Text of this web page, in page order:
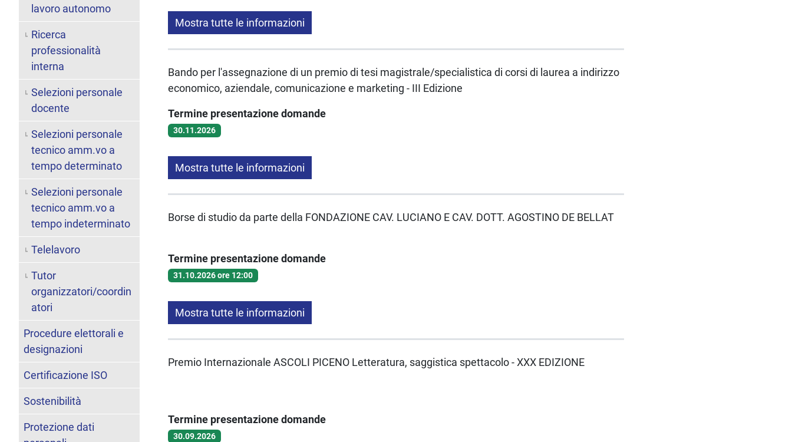
Mostra tutte le informazioni
Bando per l'assegnazione di un premio di tesi magistrale/specialistica di corsi di laurea a indirizzo
economico, aziendale, comunicazione e marketing - III Edizione
Termine presentazione domande
30.11.2026
Mostra tutte le informazioni
Borse di studio da parte della FONDAZIONE CAV. LUCIANO E CAV. DOTT. AGOSTINO DE BELLAT
Termine presentazione domande
31.10.2026 ore 12:00
Mostra tutte le informazioni
Premio Internazionale ASCOLI PICENO Letteratura, saggistica spettacolo - XXX EDIZIONE
Termine presentazione domande
30.09.2026
lavoro autonomo
Ricerca
professionalità
interna
Selezioni personale
docente
Selezioni personale
tecnico amm.vo a
tempo determinato
Selezioni personale
tecnico amm.vo a
tempo indeterminato
Telelavoro
Tutor
organizzatori/coordin
atori
Procedure elettorali e
designazioni
Certificazione ISO
Sostenibilità
Protezione dati